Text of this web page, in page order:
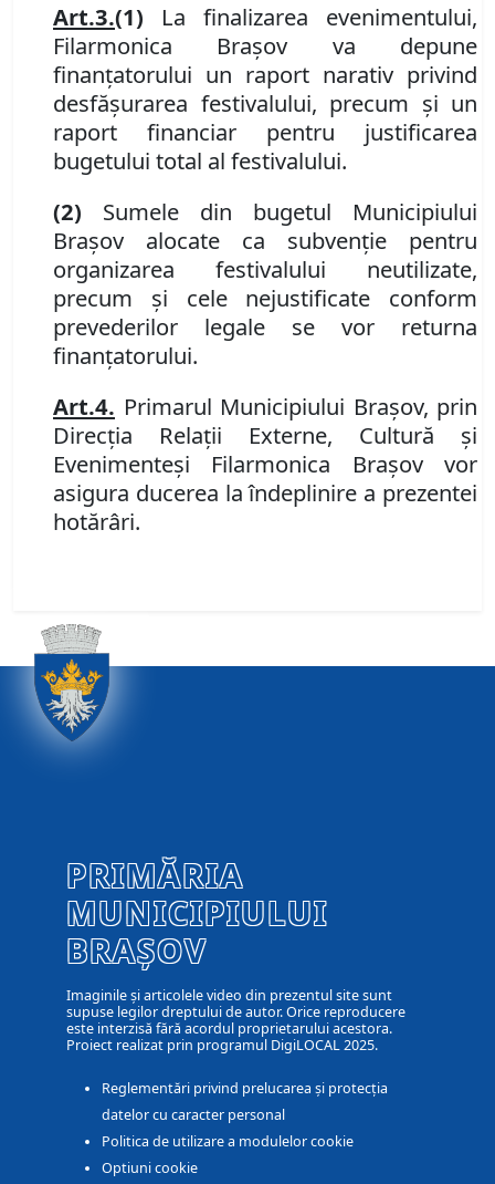
Art.3.(1) La finalizarea evenimentului,
Filarmonica Braşov va depune
finanţatorului un raport narativ privind
desfăşurarea festivalului, precum şi un
raport financiar pentru justificarea
bugetului total al festivalului.
(2) Sumele din bugetul Municipiului
Braşov alocate ca subvenţie pentru
organizarea festivalului neutilizate,
precum şi cele nejustificate conform
prevederilor legale se vor returna
finanţatorului.
Art.4. Primarul Municipiului Braşov, prin
Direcţia Relaţii Externe, Cultură şi
Evenimenteşi Filarmonica Braşovvor
asigura ducerea la îndeplinire a prezentei
hotărâri.
PRIMĂRIA
MUNICIPIULUI
BRAȘOV
Imaginile și articolele video din prezentul site sunt
supuse legilor dreptului de autor. Orice reproducere
este interzisă fără acordul proprietarului acestora.
Proiect realizat prin programul DigiLOCAL 2025.
Reglementări privind prelucarea și protecția
datelor cu caracter personal
Politica de utilizare a modulelor cookie
Optiuni cookie